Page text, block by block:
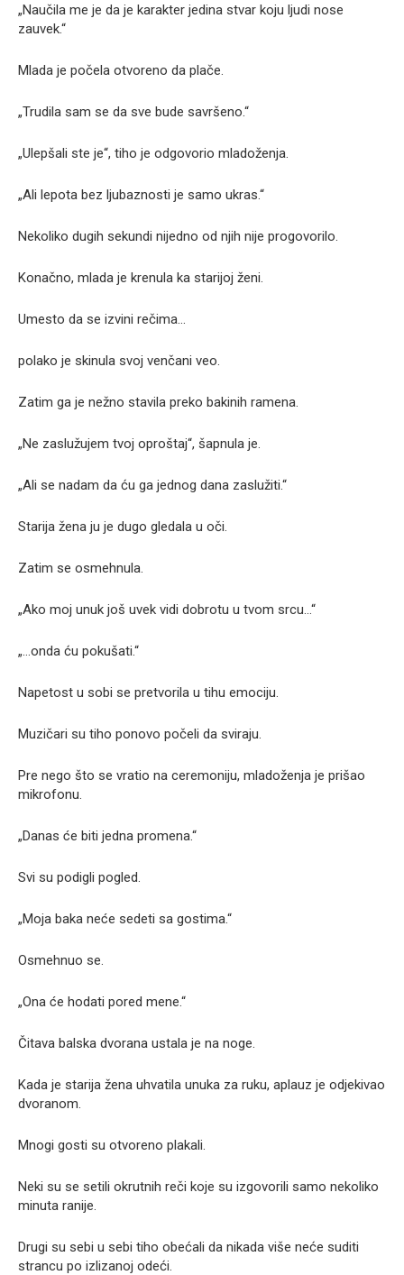
„Naučila me je da je karakter jedina stvar koju ljudi nose
zauvek.“
Mlada je počela otvoreno da plače.
„Trudila sam se da sve bude savršeno.“
„Ulepšali ste je“, tiho je odgovorio mladoženja.
„Ali lepota bez ljubaznosti je samo ukras.“
Nekoliko dugih sekundi nijedno od njih nije progovorilo.
Konačno, mlada je krenula ka starijoj ženi.
Umesto da se izvini rečima…
polako je skinula svoj venčani veo.
Zatim ga je nežno stavila preko bakinih ramena.
„Ne zaslužujem tvoj oproštaj“, šapnula je.
„Ali se nadam da ću ga jednog dana zaslužiti.“
Starija žena ju je dugo gledala u oči.
Zatim se osmehnula.
„Ako moj unuk još uvek vidi dobrotu u tvom srcu…“
„…onda ću pokušati.“
Napetost u sobi se pretvorila u tihu emociju.
Muzičari su tiho ponovo počeli da sviraju.
Pre nego što se vratio na ceremoniju, mladoženja je prišao
mikrofonu.
„Danas će biti jedna promena.“
Svi su podigli pogled.
„Moja baka neće sedeti sa gostima.“
Osmehnuo se.
„Ona će hodati pored mene.“
Čitava balska dvorana ustala je na noge.
Kada je starija žena uhvatila unuka za ruku, aplauz je odjekivao
dvoranom.
Mnogi gosti su otvoreno plakali.
Neki su se setili okrutnih reči koje su izgovorili samo nekoliko
minuta ranije.
Drugi su sebi u sebi tiho obećali da nikada više neće suditi
strancu po izlizanoj odeći.